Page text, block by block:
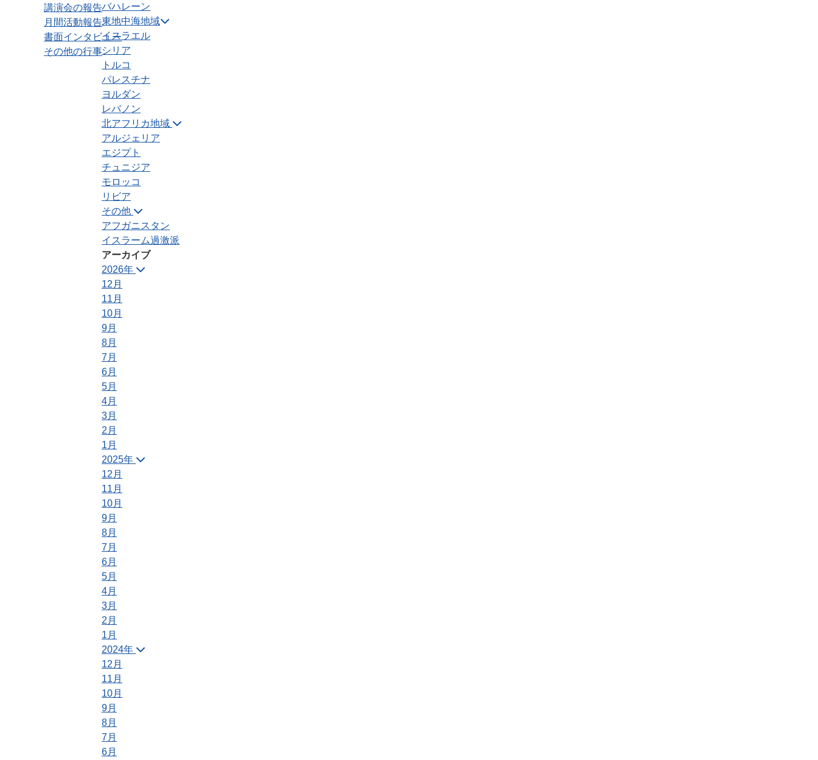
講演会の報告
月間活動報告
書面インタビュー
その他の行事
バハレーン
東地中海地域
イスラエル
シリア
トルコ
パレスチナ
ヨルダン
レバノン
北アフリカ地域
アルジェリア
エジプト
チュニジア
モロッコ
リビア
その他
アフガニスタン
イスラーム過激派
アーカイブ
2026年
12月
11月
10月
9月
8月
7月
6月
5月
4月
3月
2月
1月
2025年
12月
11月
10月
9月
8月
7月
6月
5月
4月
3月
2月
1月
2024年
12月
11月
10月
9月
8月
7月
6月